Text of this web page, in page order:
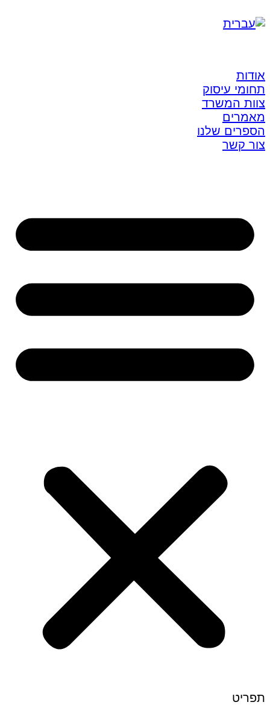
אודות
תחומי עיסוק
צוות המשרד
מאמרים
הספרים שלנו
צור קשר
תפריט